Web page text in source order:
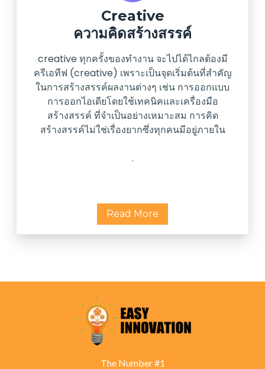
Creative
ความคิดสร้างสรรค์
creative ทุกครั้งของทำงาน จะไปได้ไกลต้องมี
ครีเอทีฟ (creative) เพราะเป็นจุดเริ่มต้นที่สำคัญ
ในการสร้างสรรค์ผลงานต่างๆ เช่น การออกแบบ
การออกไอเดียโดยใช้เทคนิคและเครื่องมือ
สร้างสรรค์ ที่จำเป็นอย่างเหมาะสม การคิด
สร้างสรรค์ไม่ใช่เรื่องยากซึ่งทุกคนมีอยู่ภายใน
.
Read More
The Number #1